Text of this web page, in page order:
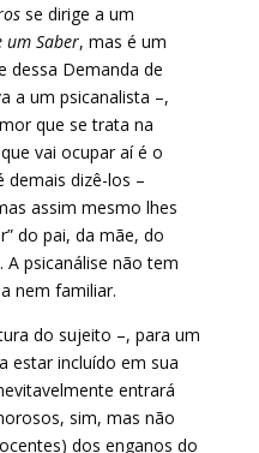
se dirige a um
um Saber, mas é um
dessa Demanda de
a um psicanalista –,
que se trata na
vai ocupar aí é o
demais dizê-los –
assim mesmo lhes
do pai, da mãe, do
psicanálise não tem
nem familiar.
do sujeito –, para um
estar incluído em sua
entrará
sim, mas não
dos enganos do